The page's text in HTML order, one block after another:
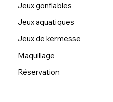
Jeux gonflables
Jeux aquatiques
Jeux de kermesse
Maquillage
Réservation